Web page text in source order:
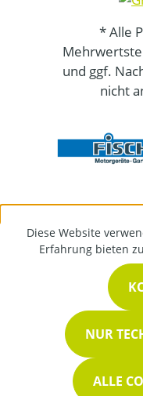
* Alle
und ggf.
nicht
Diese Website
Erfahrung bieten
NUR
ALLE